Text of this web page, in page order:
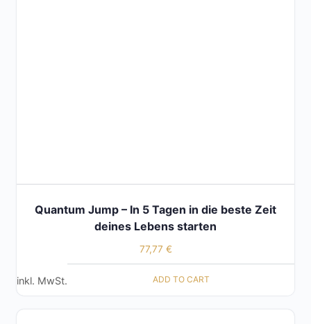
Quantum Jump – In 5 Tagen in die beste Zeit
deines Lebens starten
77,77 €
inkl. MwSt. ADD TO CART